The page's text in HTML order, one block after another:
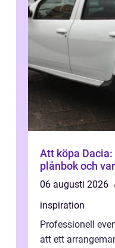
Att köpa
plånbok och
06 augusti 2026
inspiration
Professionell
att ett